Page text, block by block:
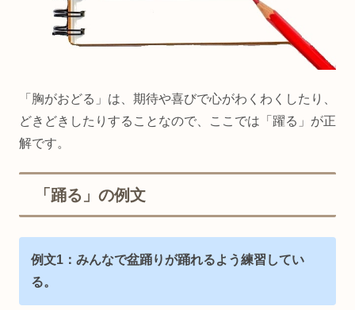
「胸がおどる」は、期待や喜びで心がわくわくしたり、
どきどきしたりすることなので、ここでは「躍る」が正
解です。
「踊る」の例文
例文1：みんなで盆踊りが踊れるよう練習してい
る。